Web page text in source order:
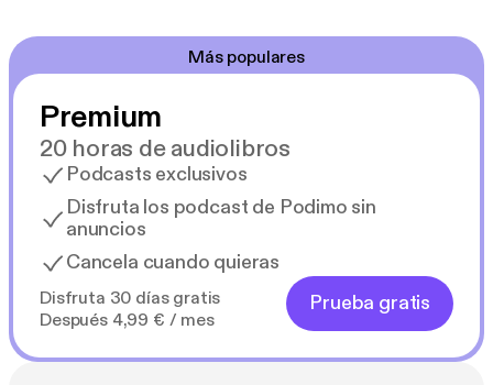
Más populares
Premium
20 horas de audiolibros
Podcasts exclusivos
Disfruta los podcast de Podimo sin
anuncios
Cancela cuando quieras
Disfruta 30 días gratis
Después 4,99 € / mes
Prueba gratis